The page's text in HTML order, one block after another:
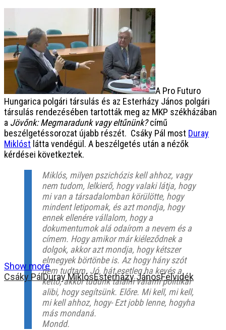
A Pro Futuro
Hungarica polgári társulás és az Esterházy János polgári
társulás rendezésében tartották meg az MKP székházában
a Jövőnk: Megmaradunk vagy eltűnünk?című
beszélgetéssorozat újabb részét. Csáky Pál most Duray
Miklóst látta vendégül. A beszélgetés után a nézők
kérdései következtek.
Miklós, milyen pszichózis kell ahhoz, vagy
nem tudom, lelkierő, hogy valaki látja, hogy
mi van a társadalomban körülötte, hogy
mindent letipomak, és azt mondja, hogy
ennek ellenére vállalom, hogy a
dokumentumok alá odaírom a nevem és a
címem. Hogy amikor már kiéleződnek a
dolgok, akkor azt mondja, hogy kétszer
elmegyek börtönbe is. Az hogy hány szót
nem tudtam. Jó, hát esetleg ha kevés a
kettő, akkor tudunk találni valami politikai
alibi, hogy segítsünk. Előre. Mi kell, mi kell,
mi kell ahhoz, hogy- Ezt jobb lenne, hogyha
más mondaná.
Mondd.
Show more
Csáky PálDuray MiklósEsterházy JánosFelvidék